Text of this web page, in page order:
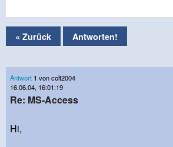
« Zurück Antworten!
Antwort 1 von colt2004
16.06.04, 16:01:19
Re: MS-Access
Hi,